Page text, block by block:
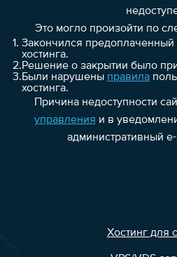
Это могло произойти по
1. Закончился предоплаченный
хостинга.
2.Решение о закрытии было
3.Были нарушены правила
хостинга.
Причина недоступности
управления и в
административный e-
Хостинг для